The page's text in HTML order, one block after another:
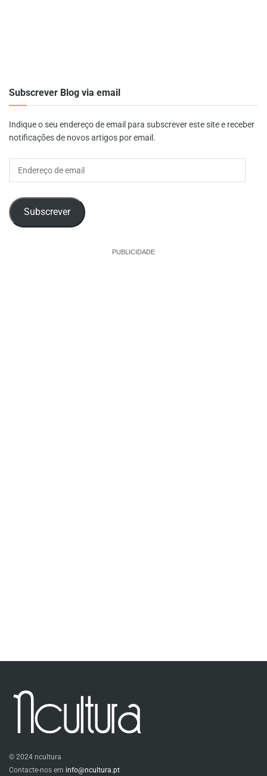
Subscrever Blog via email
Indique o seu endereço de email para subscrever este site e receber
notificações de novos artigos por email.
Endereço
Subscrever
PUBLICIDADE
© 2024 ncultura
Contacte-nos em info@ncultura.pt